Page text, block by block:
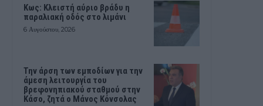
Κως: Κλειστή αύριο βράδυ η
παραλιακή οδός στο λιμάνι
6 Αυγούστου, 2026
Την άρση των εμποδίων για την
άμεση λειτουργία του
βρεφονηπιακού σταθμού στην
Κάσο, ζητά ο Μάνος Κόνσολας